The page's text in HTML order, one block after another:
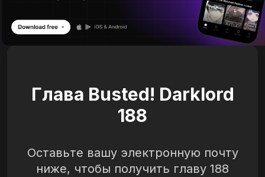
Глава Busted! Darklord
188
Оставьте вашу электронную почту
ниже, чтобы получить главу 188